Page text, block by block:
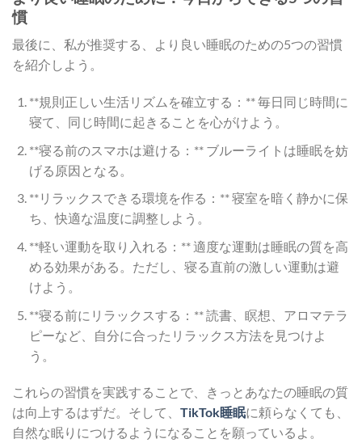
慣
最後に、私が推奨する、より良い睡眠のための5つの習慣
を紹介しよう。
**規則正しい生活リズムを確立する：** 毎日同じ時間に
寝て、同じ時間に起きることを心がけよう。
**寝る前のスマホは避ける：** ブルーライトは睡眠を妨
げる原因となる。
**リラックスできる環境を作る：** 寝室を暗く静かに保
ち、快適な温度に調整しよう。
**軽い運動を取り入れる：** 適度な運動は睡眠の質を高
める効果がある。ただし、寝る直前の激しい運動は避
けよう。
**寝る前にリラックスする：** 読書、瞑想、アロマテラ
ピーなど、自分に合ったリラックス方法を見つけよ
う。
これらの習慣を実践することで、きっとあなたの睡眠の質
は向上するはずだ。そして、 TikTok睡眠に頼らなくても、
自然な眠りにつけるようになることを願っているよ。